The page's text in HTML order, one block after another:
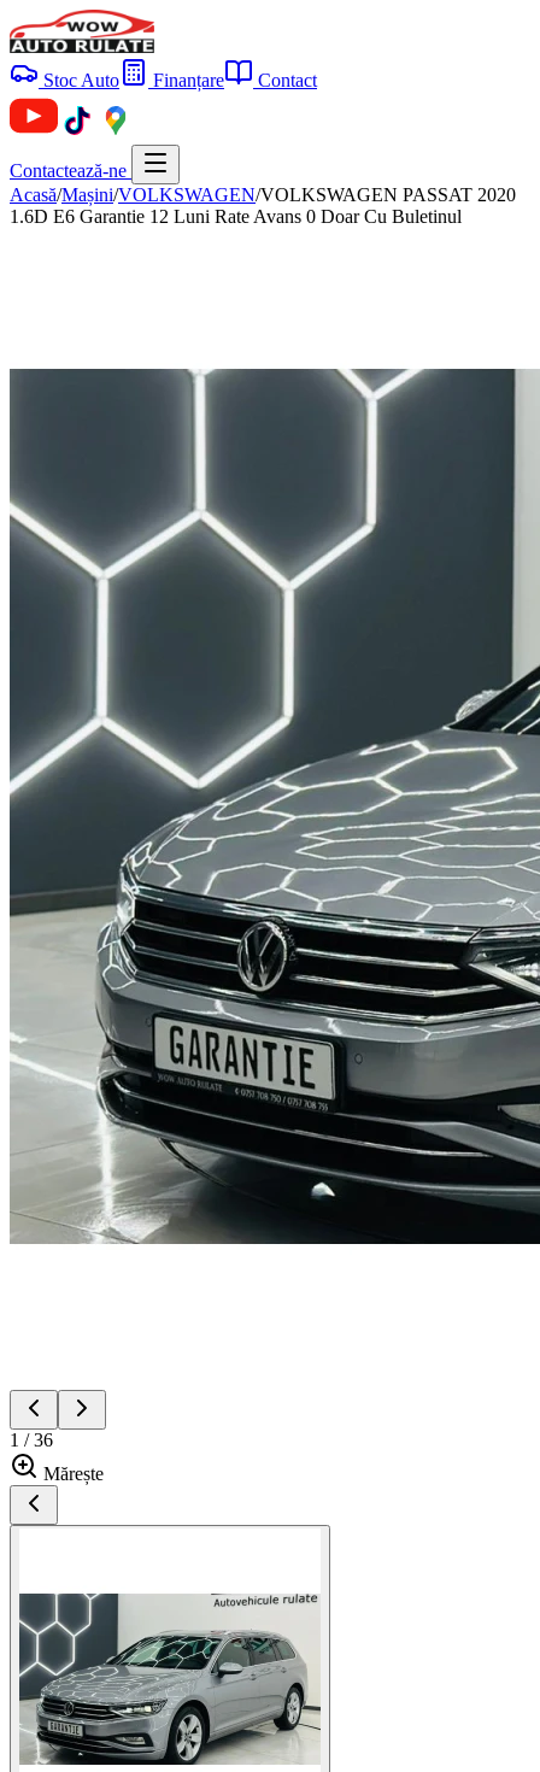
Stoc Auto Finanțare Contact
Contactează-ne
Acasă/Mașini/VOLKSWAGEN/VOLKSWAGEN PASSAT 2020
1.6D E6 Garantie 12 Luni Rate Avans 0 Doar Cu Buletinul
1 / 36
Mărește